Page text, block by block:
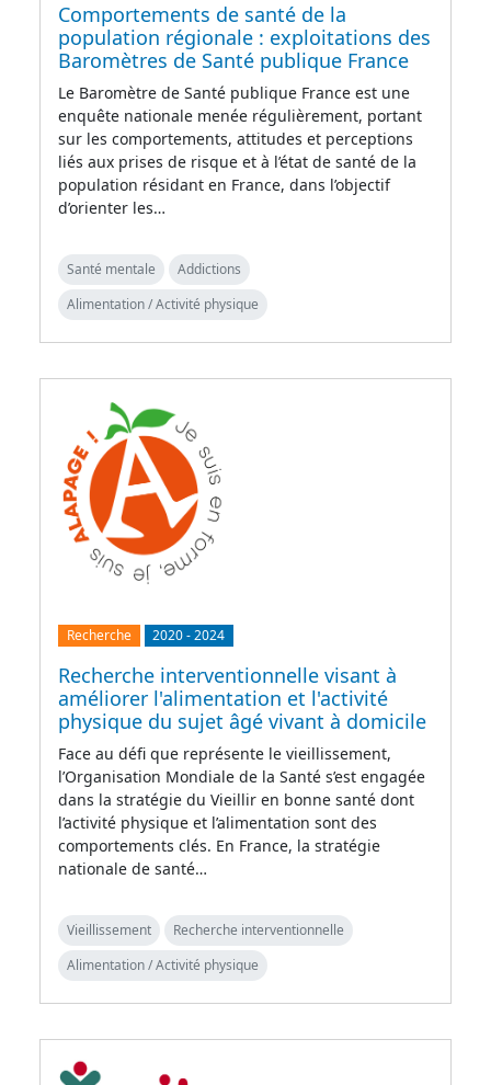
Comportements de santé de la
population régionale : exploitations des
Baromètres de Santé publique France
Le Baromètre de Santé publique France est une
enquête nationale menée régulièrement, portant
sur les comportements, attitudes et perceptions
liés aux prises de risque et à l’état de santé de la
population résidant en France, dans l’objectif
d’orienter les…
Santé mentale
Addictions
Alimentation / Activité physique
Recherche 2020-2024
Recherche interventionnelle visant à
améliorer l'alimentation et l'activité
physique du sujet âgé vivant à domicile
Face au défi que représente le vieillissement,
l’Organisation Mondiale de la Santé s’est engagée
dans la stratégie du Vieillir en bonne santé dont
l’activité physique et l’alimentation sont des
comportements clés. En France, la stratégie
nationale de santé…
Vieillissement
Recherche interventionnelle
Alimentation / Activité physique